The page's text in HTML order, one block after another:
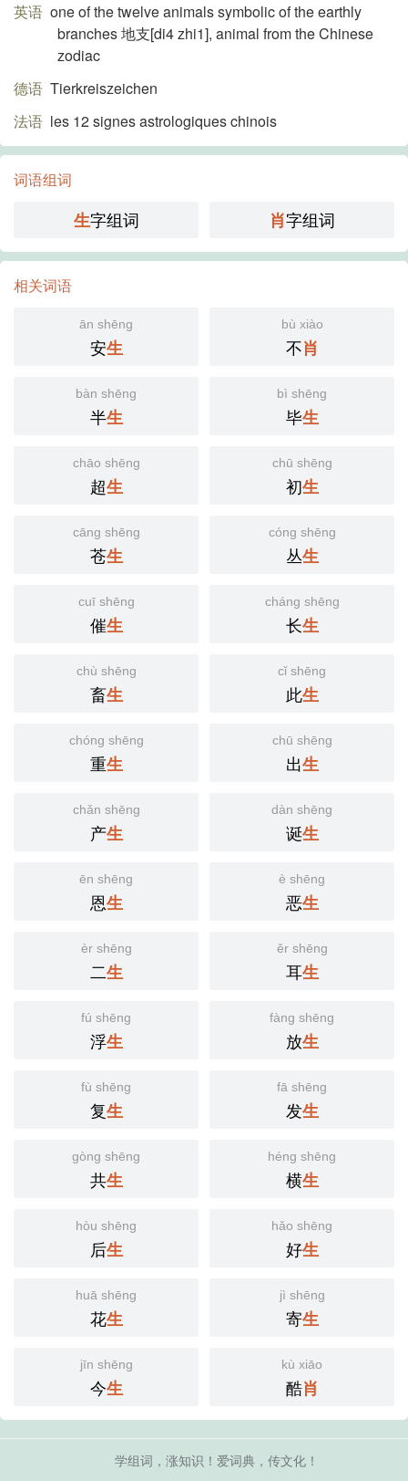
英语 one of the twelve animals symbolic of the earthly
branches 地支[di4 zhi1], animal from the Chinese
zodiac
德语 Tierkreiszeichen
法语 les 12 signes astrologiques chinois
词语组词
生字组词 肖字组词
相关词语
ān shēng
安生
bù xiào
不肖
bàn shēng
半生
bì shēng
毕生
chāo shēng
超生
chū shēng
初生
cāng shēng
苍生
cóng shēng
丛生
cuī shēng
催生
cháng shēng
长生
chù shēng
畜生
cǐ shēng
此生
chóng shēng
重生
chū shēng
出生
chǎn shēng
产生
dàn shēng
诞生
ēn shēng
恩生
è shēng
恶生
èr shēng
二生
ěr shēng
耳生
fú shēng
浮生
fàng shēng
放生
fù shēng
复生
fā shēng
发生
gòng shēng
共生
héng shēng
横生
hòu shēng
后生
hǎo shēng
好生
huā shēng
花生
jì shēng
寄生
jīn shēng
今生
kù xiāo
酷肖
学组词，涨知识！爱词典，传文化！